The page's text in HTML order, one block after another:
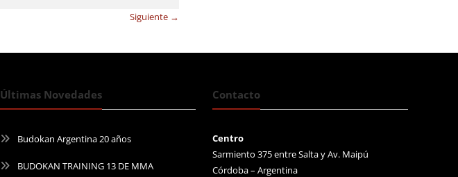
Siguiente →
Últimas Novedades
Budokan Argentina 20 años
BUDOKAN TRAINING 13 DE MMA
Contacto
Centro
Sarmiento 375 entre Salta y Av. Maipú
Córdoba – Argentina